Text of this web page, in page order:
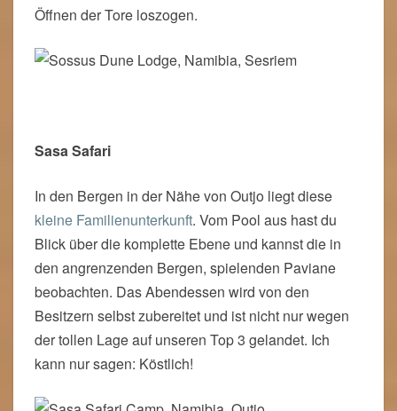
Öffnen der Tore loszogen.
Sasa Safari
In den Bergen in der Nähe von Outjo liegt diese
kleine Familienunterkunft. Vom Pool aus hast du
Blick über die komplette Ebene und kannst die in
den angrenzenden Bergen, spielenden Paviane
beobachten. Das Abendessen wird von den
Besitzern selbst zubereitet und ist nicht nur wegen
der tollen Lage auf unseren Top 3 gelandet. Ich
kann nur sagen: Köstlich!